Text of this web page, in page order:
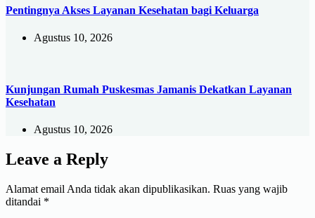
Pentingnya Akses Layanan Kesehatan bagi Keluarga
Agustus 10, 2026
Kunjungan Rumah Puskesmas Jamanis Dekatkan Layanan
Kesehatan
Agustus 10, 2026
Leave a Reply
Alamat email Anda tidak akan dipublikasikan. Ruas yang wajib
ditandai *